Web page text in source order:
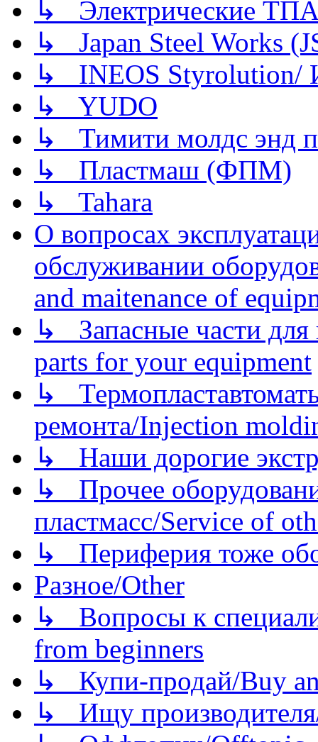
↳ Электрические
↳ Japan Steel Works
↳ INEOS
↳ YUDO
↳ Тимити молдс энд
↳ Пластмаш (ФПМ)
↳ Tahara
О вопросах
обслуживании
and maitenance of
↳ Запасные части для
parts for your equipment
↳
ремонта/Injection
↳ Наши дорогие
↳ Прочее
пластмасс/Service of
↳ Периферия тоже
Разное/Other
↳ Вопросы к
from beginners
↳ Купи-продай/Buy
↳ Ищу